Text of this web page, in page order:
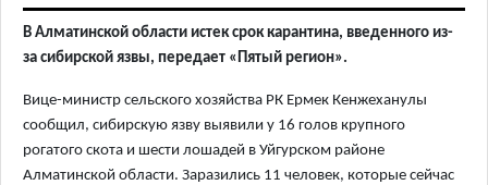
В Алматинской области истек срок карантина, введенного из-
за сибирской язвы, передает «Пятый регион».
Вице-министр сельского хозяйства РК Ермек Кенжеханулы
сообщил, сибирскую язву выявили у 16 голов крупного
рогатого скота и шести лошадей в Уйгурском районе
Алматинской области. Заразились 11 человек, которые сейчас